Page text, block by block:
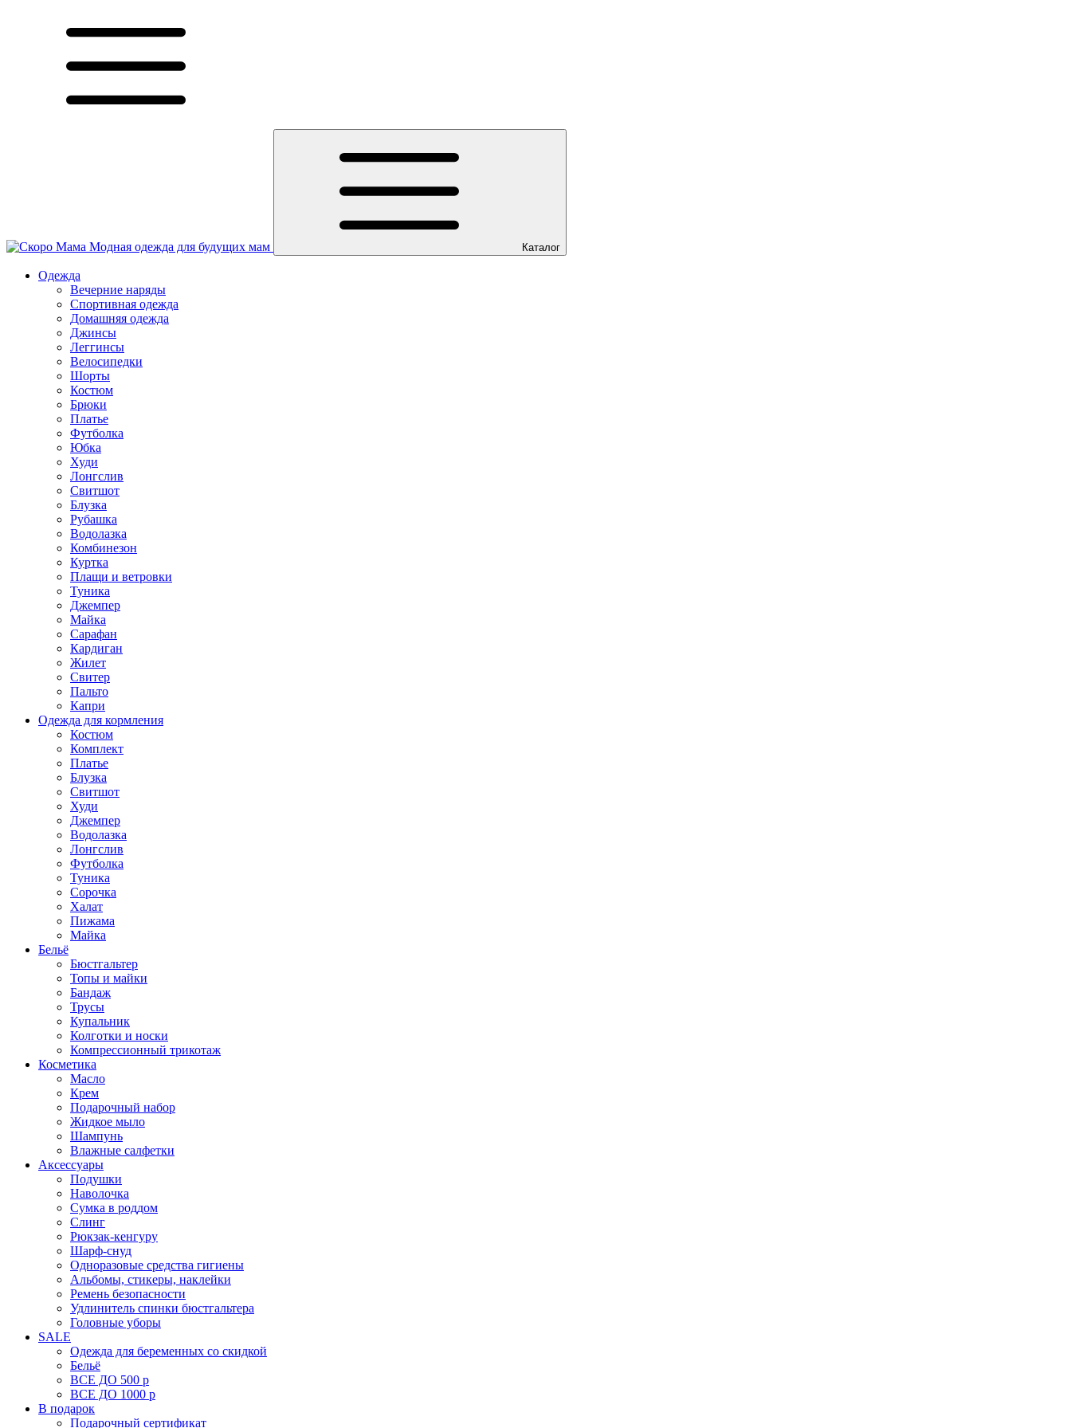
Модная одежда для будущих мам Каталог
Одежда
Вечерние наряды
Спортивная одежда
Домашняя одежда
Джинсы
Леггинсы
Велосипедки
Шорты
Костюм
Брюки
Платье
Футболка
Юбка
Худи
Лонгслив
Свитшот
Блузка
Рубашка
Водолазка
Комбинезон
Куртка
Плащи и ветровки
Туника
Джемпер
Майка
Сарафан
Кардиган
Жилет
Свитер
Пальто
Капри
Одежда для кормления
Костюм
Комплект
Платье
Блузка
Свитшот
Худи
Джемпер
Водолазка
Лонгслив
Футболка
Туника
Сорочка
Халат
Пижама
Майка
Бельё
Бюстгальтер
Топы и майки
Бандаж
Трусы
Купальник
Колготки и носки
Компрессионный трикотаж
Косметика
Масло
Крем
Подарочный набор
Жидкое мыло
Шампунь
Влажные салфетки
Аксессуары
Подушки
Наволочка
Сумка в роддом
Cлинг
Рюкзак-кенгуру
Шарф-снуд
Одноразовые средства гигиены
Альбомы, стикеры, наклейки
Ремень безопасности
Удлинитель спинки бюстгальтера
Головные уборы
SALE
Одежда для беременных со скидкой
Бельё
ВСЕ ДО 500 р
ВСЕ ДО 1000 р
В подарок
Подарочный сертификат